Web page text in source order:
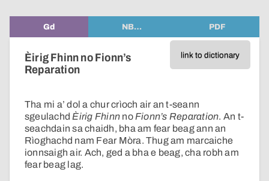
Gd NB… PDF
link to dictionary
Èirig Fhinn no Fionn’s
Reparation
Tha mi a’ dol a chur crìoch air an t-seann
sgeulachdÈirig Fhinn noFionn’s Reparation. An t-
seachdain sa chaidh, bha am fear beag ann an
Rìoghachd nam Fear Mòra. Thug am marcaiche
ionnsaigh air. Ach, ged a bha e beag, cha robh am
fear beag lag.